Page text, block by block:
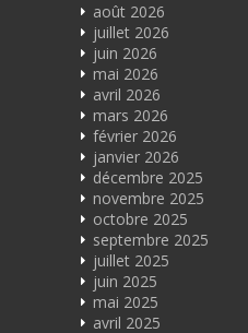
août 2026
juillet 2026
juin 2026
mai 2026
avril 2026
mars 2026
février 2026
janvier 2026
décembre 2025
novembre 2025
octobre 2025
septembre 2025
juillet 2025
juin 2025
mai 2025
avril 2025